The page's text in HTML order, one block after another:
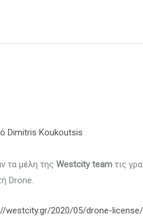
Dimitris Koukoutsis
τα μέλη τηςWestcity team τις
Drone.
westcity.gr/2020/05/drone-license/